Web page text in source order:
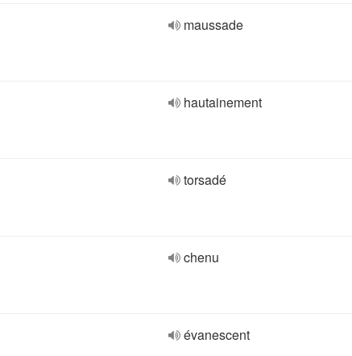
maussade
hautainement
torsadé
chenu
évanescent